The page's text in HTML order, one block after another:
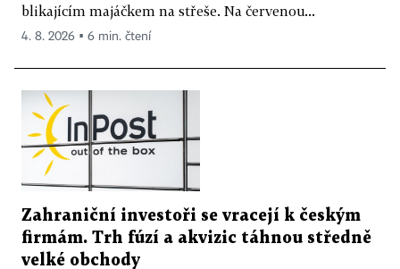
blikajícím majáčkem na střeše. Na červenou...
4. 8. 2026 ▪ 6 min. čtení
Zahraniční investoři se vracejí k českým
firmám. Trh fúzí a akvizic táhnou středně
velké obchody